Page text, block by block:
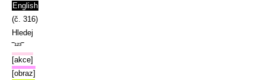
English
(č. 316)
Hledej
‾¹²³‾
[akce]
[obraz]